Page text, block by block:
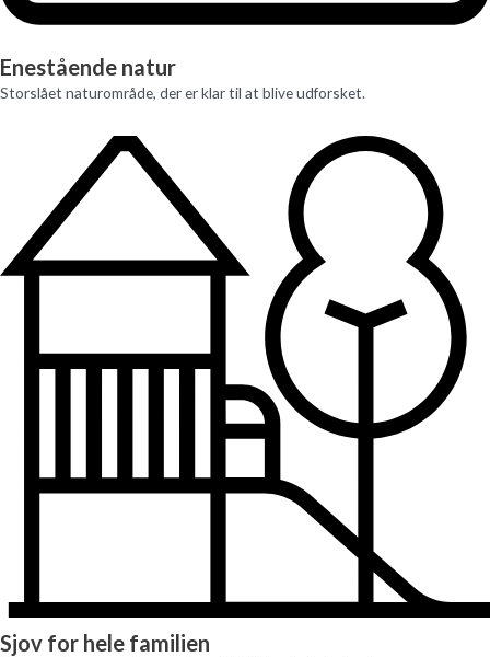
Enestående natur
Storslået naturområde, der er klar til at blive udforsket.
Sjov for hele familien